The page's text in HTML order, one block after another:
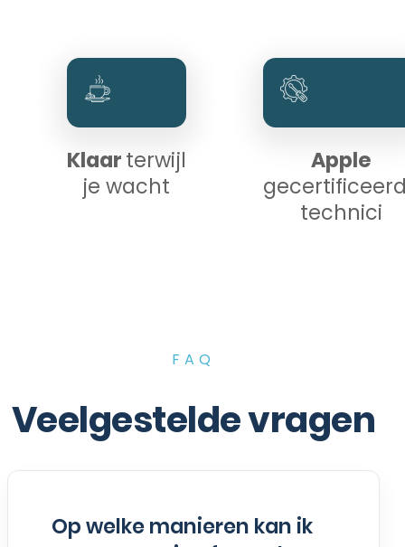
Klaarterwijl
je wacht
Apple
technici
FAQ
Veelgestelde vragen
Op welke manieren kan ik